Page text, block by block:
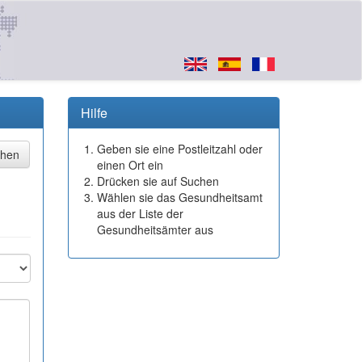
Hilfe
Geben sie eine Postleitzahl oder
einen Ort ein
Drücken sie auf Suchen
Wählen sie das Gesundheitsamt
aus der Liste der
Gesundheitsämter aus